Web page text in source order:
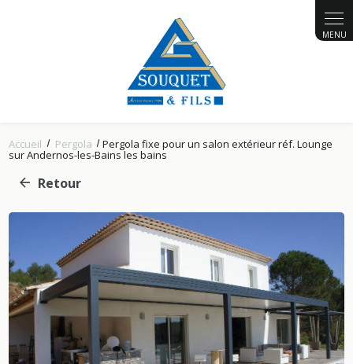
Accueil Pergola Pergola fixe pour un salon extérieur réf. Lounge
sur Andernos-les-Bains les bains
Retour